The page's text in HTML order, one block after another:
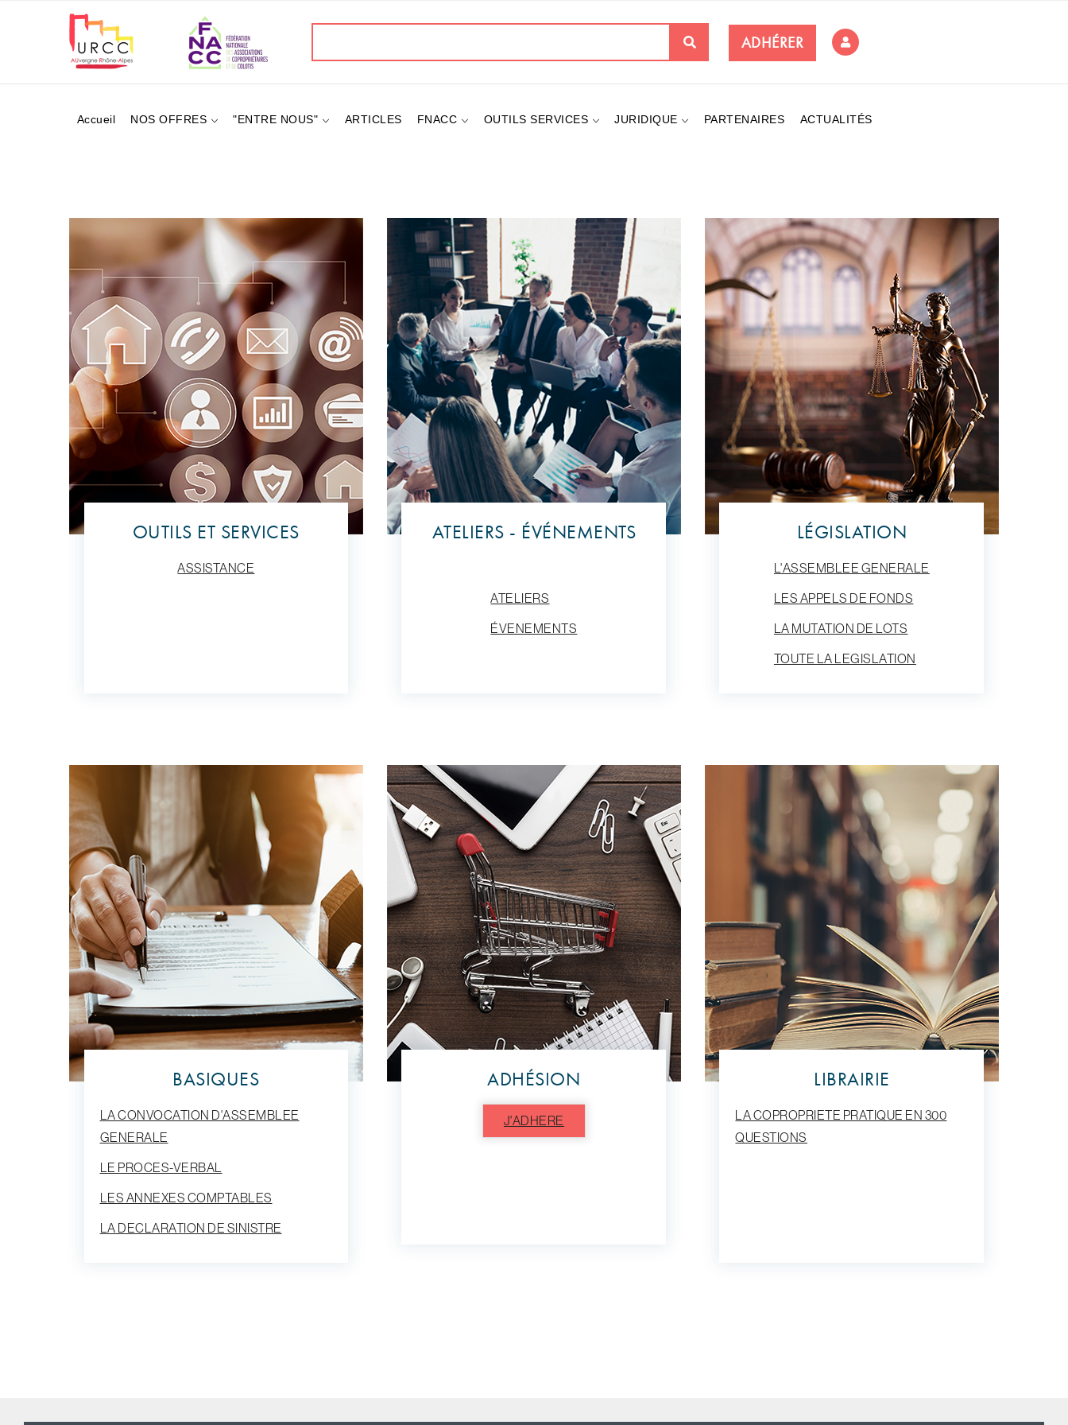
ADHÉRER
Accueil NOS OFFRES "ENTRE NOUS" ARTICLES FNACC OUTILS SERVICES JURIDIQUE PARTENAIRES ACTUALITÉS
OUTILS ET SERVICES
ASSISTANCE
ATELIERS - ÉVÉNEMENTS
ATELIERS
ÉVENEMENTS
LÉGISLATION
L'ASSEMBLEE GENERALE
LES APPELS DE FONDS
LA MUTATION DE LOTS
TOUTE LA LEGISLATION
BASIQUES
LA CONVOCATION D'ASSEMBLEE
GENERALE
LE PROCES-VERBAL
LES ANNEXES COMPTABLES
LA DECLARATION DE SINISTRE
ADHÉSION
J'ADHERE
LIBRAIRIE
LA COPROPRIETE PRATIQUE EN 300
QUESTIONS